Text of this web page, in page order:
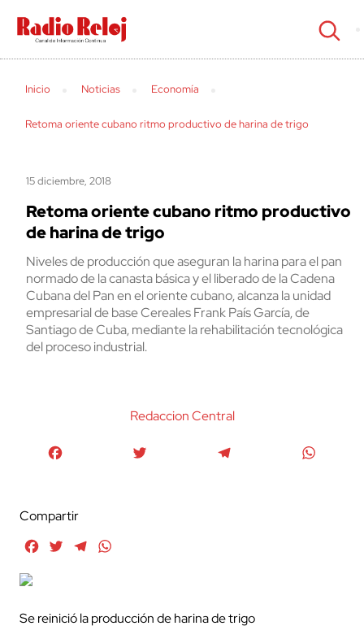
cerrar
Inicio Noticias Economía
Retoma oriente cubano ritmo productivo de harina de trigo
15 diciembre, 2018
Retoma oriente cubano ritmo productivo
de harina de trigo
Niveles de producción que aseguran la harina para el pan
normado de la canasta básica y el liberado de la Cadena
Cubana del Pan en el oriente cubano, alcanza la unidad
empresarial de base Cereales Frank País García, de
Santiago de Cuba, mediante la rehabilitación tecnológica
del proceso industrial.
Redaccion Central
Compartir
FacebookTwitterTelegram
Se reinició la producción de harina de trigo